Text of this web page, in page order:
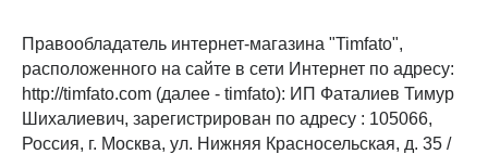
Правообладатель интернет-магазина "Timfato",
расположенного на сайте в сети Интернет по адресу:
http://timfato.com (далее - timfato): ИП Фаталиев Тимур
Шихалиевич, зарегистрирован по адресу : 105066,
Россия, г. Москва, ул. Нижняя Красносельская, д. 35 /